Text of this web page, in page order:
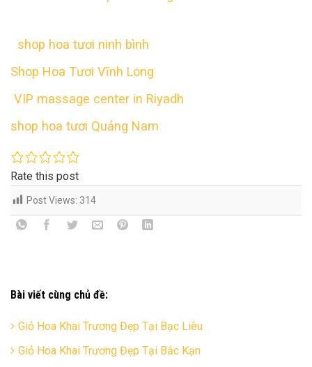
shop hoa tươi ninh bình
Shop Hoa Tươi Vĩnh Long
VIP massage center in Riyadh
shop hoa tươi Quảng Nam
Rate this post
Post Views: 314
Bài viết cùng chủ đề:
Giỏ Hoa Khai Trương Đẹp Tại Bạc Liêu
Giỏ Hoa Khai Trương Đẹp Tại Bắc Kạn